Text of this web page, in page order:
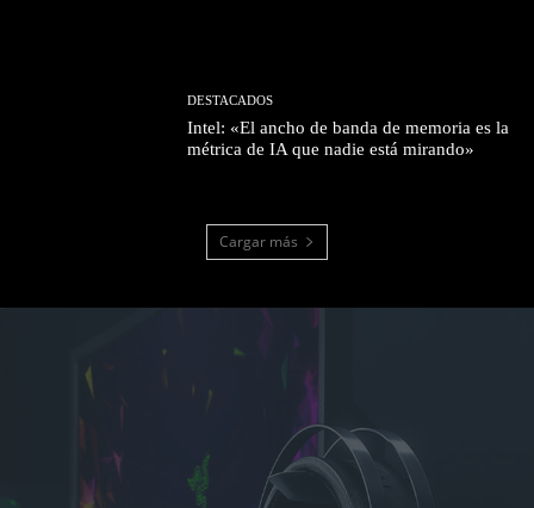
DESTACADOS
Intel: «El ancho de banda de memoria es la
métrica de IA que nadie está mirando»
Cargar más